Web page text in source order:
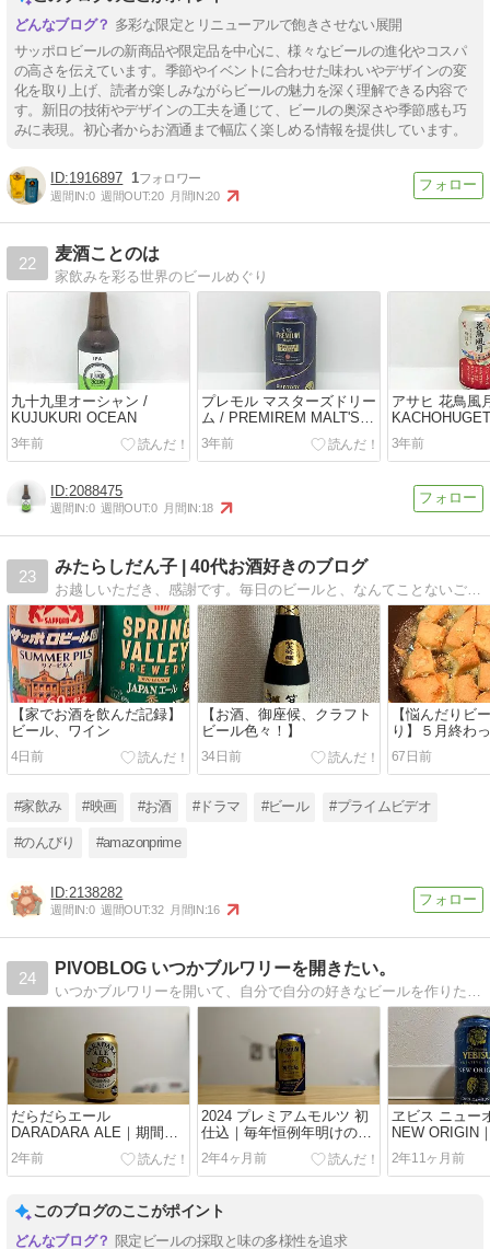
多彩な限定とリニューアルで飽きさせない展開
サッポロビールの新商品や限定品を中心に、様々なビールの進化やコスパ
の高さを伝えています。季節やイベントに合わせた味わいやデザインの変
化を取り上げ、読者が楽しみながらビールの魅力を深く理解できる内容で
す。新旧の技術やデザインの工夫を通じて、ビールの奥深さや季節感も巧
みに表現。初心者からお酒通まで幅広く楽しめる情報を提供しています。
1916897 1
週間IN:0 週間OUT:20 月間IN:20
22
麦酒ことのは
家飲みを彩る世界のビールめぐり
九十九里オーシャン /
KUJUKURI OCEAN
3年前
プレモル マスターズドリー
ム / PREMIREM MALT'S
MASTER'S DREAM
3年前
アサヒ 花鳥風
3年前
2088475
週間IN:0 週間OUT:0 月間IN:18
23
みたらしだん子 | 40代お酒好きのブログ
お越しいただき、感謝です。毎日のビールと、なんてことないご飯の記録。 家でダラダラ、お酒を飲む時間が一番の幸せです。 気取らない日々のひとコマを投稿しています。
【家でお酒を飲んだ記録】
ビール、ワイン
4日前
【お酒、御座候、クラフト
ビール色々！】
34日前
【悩んだりビ
り】５月終わ
67日前
#家飲み #映画 #お酒 #ドラマ #ビール #プライムビデオ
#のんびり #amazonprime
2138282
週間IN:0 週間OUT:32 月間IN:16
24
PIVOBLOG いつかブルワリーを開きたい。
だらだらエール
DARADARA ALE｜期間限
定が勿体無く感じるくらい
美味しいエールビール
2年前
2024 プレミアムモルツ 初
仕込｜毎年恒例年明けのお
楽しみ。新鮮な作り立てプ
レモルが味わえる初仕込み
2年4ヶ月前
ヱビス ニュー
NEW ORIGIN
プのフレイバ
若手醸造家が
たなエビス！
2年11ヶ月前
このブログのここがポイント
限定ビールの採取と味の多様性を追求